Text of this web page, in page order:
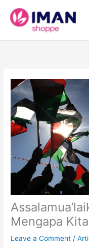
content
Mengapa
Leave a Comment /